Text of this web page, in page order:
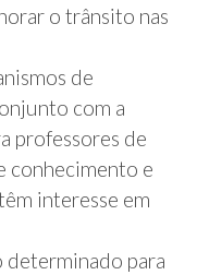
o trânsito nas
de
com a
professores de
conhecimento e
interesse em
para